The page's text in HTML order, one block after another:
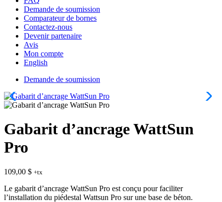
Demande de soumission
Comparateur de bornes
Contactez-nous
Devenir partenaire
Avis
Mon compte
English
Demande de soumission
Gabarit d’ancrage WattSun
Pro
109,00 $ +tx
Le gabarit d’ancrage WattSun Pro est conçu pour faciliter
l’installation du piédestal Wattsun Pro sur une base de béton.